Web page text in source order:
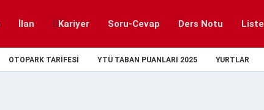
İlan Kariyer Soru-Cevap Ders Notu Liste
OTOPARK TARIFESI YTÜ TABAN PUANLARI 2025 YURTLAR